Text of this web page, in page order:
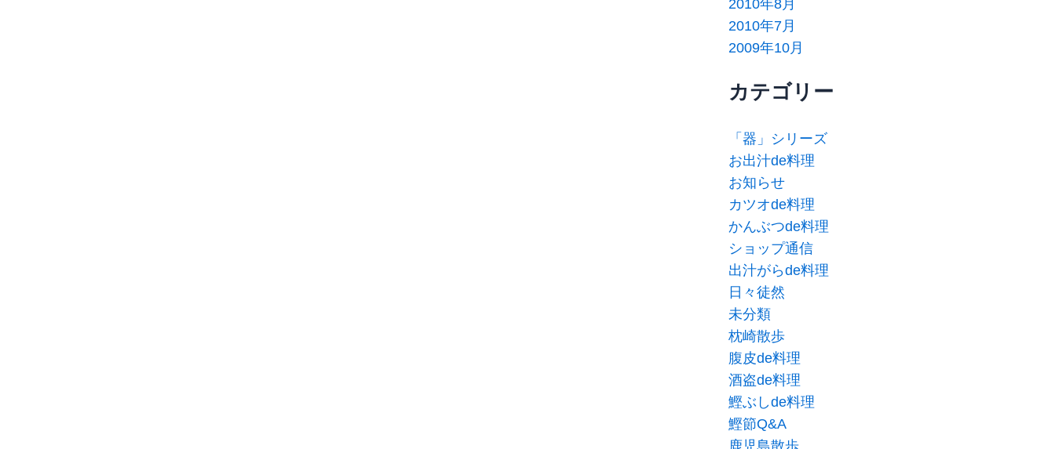
2010年8月
2010年7月
2009年10月
カテゴリー
「器」シリーズ
お出汁de料理
お知らせ
カツオde料理
かんぶつde料理
ショップ通信
出汁がらde料理
日々徒然
未分類
枕崎散歩
腹皮de料理
酒盗de料理
鰹ぶしde料理
鰹節Q&A
鹿児島散歩